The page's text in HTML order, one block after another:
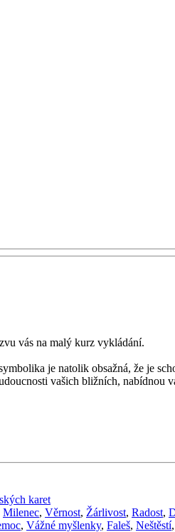
vás na malý kurz vykládání.
je natolik obsažná, že je
vašich bližních, nabídnou
karet
Milenec, Věrnost, Žárlivost, Radost,
, Vážné myšlenky, Faleš, Neštěstí,